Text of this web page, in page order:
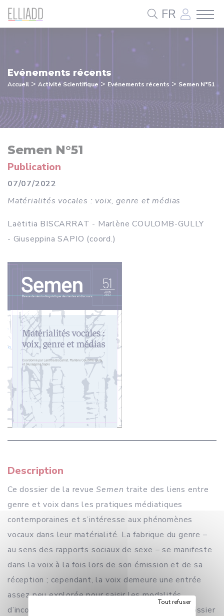
FR
Evénements récents
Accueil > Activité Scientifique > Evénements récents > Semen N°51
Semen N°51
Publication
07/07/2022
Matérialités vocales : voix, genre et médias
Laëtitia BISCARRAT - Marlène COULOMB-GULLY
- Giuseppina SAPIO (coord.)
Description
Ce dossier de la revue Semen traite des liens entre
genre et voix dans les pratiques médiatiques
contemporaines et s’intéresse aux phénomènes
vocaux dans leur matérialité. La fabrique du genre –
au sens des rapports sociaux de sexe – se manifeste
dans la voix à la fois lors de son émission et de sa
réception ; cependant, la voix demeure une entrée
assez peu explorée pour saisir les modalités
d’incorporation du genre. Ainsi, l’objectif de ce dossier
Panneau de gestion des cookies
Tout refuser